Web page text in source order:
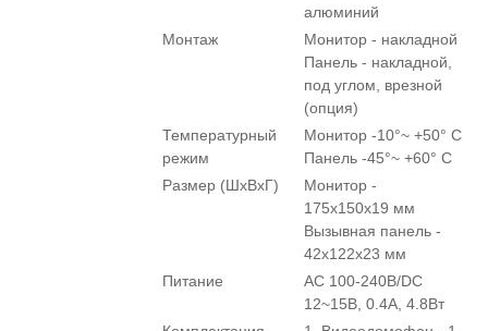
алюминий
Монтаж
Монитор - накладной
Панель - накладной,
под углом, врезной
(опция)
Температурный
режим
Монитор -10°~ +50° С
Панель -45°~ +60° С
Размер (ШxВxГ)
Монитор -
175х150х19 мм
Вызывная панель -
42x122x23 мм
Питание
AC 100-240В/DC
12~15В, 0.4А, 4.8Вт